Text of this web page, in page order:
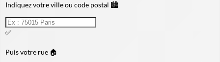
Indiquez votre ville ou code postal 🏙️
✅
Puis votre rue 🏠